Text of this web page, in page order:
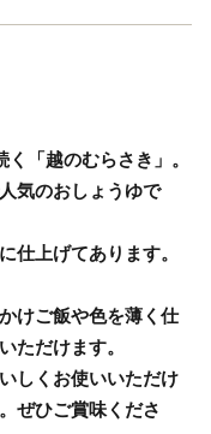
「越のむらさき」。
気のおしょうゆで
仕上げてあります。
けご飯や色を薄く仕
ただけます。
しくお使いいただけ
ぜひご賞味くださ